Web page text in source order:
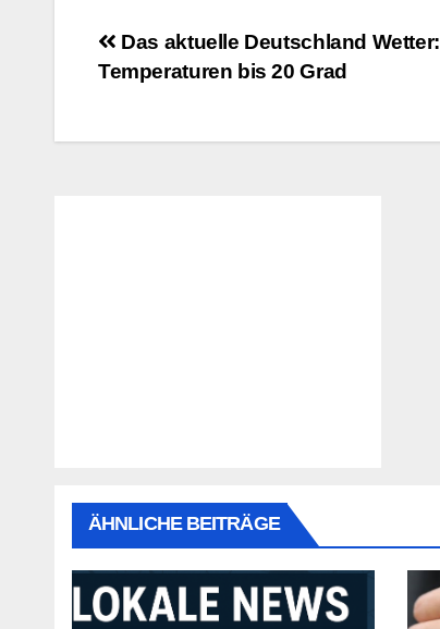
Beitragsnavigation
Das aktuelle Deutschland Wetter:
Temperaturen bis 20 Grad
ÄHNLICHE BEITRÄGE